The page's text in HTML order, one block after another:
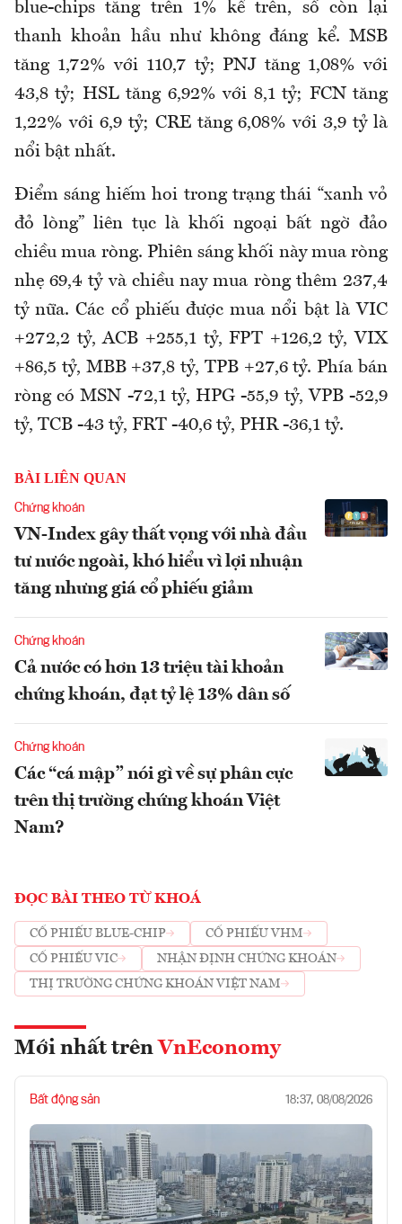
blue-chips tăng trên 1% kể trên, số còn lại
thanh khoản hầu như không đáng kể. MSB
tăng 1,72% với 110,7 tỷ; PNJ tăng 1,08% với
43,8 tỷ; HSL tăng 6,92% với 8,1 tỷ; FCN tăng
1,22% với 6,9 tỷ; CRE tăng 6,08% với 3,9 tỷ là
nổi bật nhất.
Điểm sáng hiếm hoi trong trạng thái “xanh vỏ
đỏ lòng” liên tục là khối ngoại bất ngờ đảo
chiều mua ròng. Phiên sáng khối này mua ròng
nhẹ 69,4 tỷ và chiều nay mua ròng thêm 237,4
tỷ nữa. Các cổ phiếu được mua nổi bật là VIC
+272,2 tỷ, ACB +255,1 tỷ, FPT +126,2 tỷ, VIX
+86,5 tỷ, MBB +37,8 tỷ, TPB +27,6 tỷ. Phía bán
ròng có MSN -72,1 tỷ, HPG -55,9 tỷ, VPB -52,9
tỷ, TCB -43 tỷ, FRT -40,6 tỷ, PHR -36,1 tỷ.
BÀI LIÊN QUAN
Chứng khoán
VN-Index gây thất vọng với nhà đầu
tư nước ngoài, khó hiểu vì lợi nhuận
tăng nhưng giá cổ phiếu giảm
Chứng khoán
Cả nước có hơn 13 triệu tài khoản
chứng khoán, đạt tỷ lệ 13% dân số
Chứng khoán
Các “cá mập” nói gì về sự phân cực
trên thị trường chứng khoán Việt
Nam?
ĐỌC BÀI THEO TỪ KHOÁ
CỔ PHIẾU BLUE-CHIP
CỔ PHIẾU VHM
CỔ PHIẾU VIC
NHẬN ĐỊNH CHỨNG KHOÁN
THỊ TRƯỜNG CHỨNG KHOÁN VIỆT NAM
Mới nhất trên VnEconomy
Bất động sản 18:37, 08/08/2026